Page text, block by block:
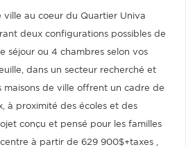
ville au coeur du Quartier Univa
deux configurations possibles de
séjour ou 4 chambres selon vos
dans un secteur recherché et
maisons de ville offrent un cadre de
à proximité des écoles et des
conçu et pensé pour les familles
à partir de 629 900$+taxes ,